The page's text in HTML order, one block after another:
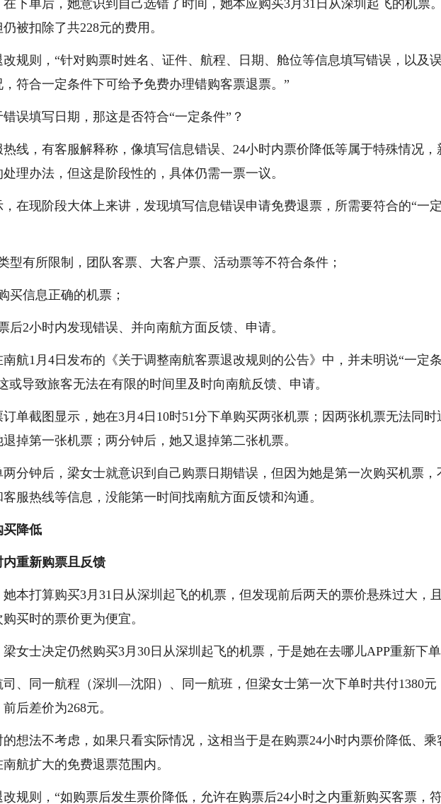
下单后，她意识到自己选错了时间，她本应购买3月31日从深圳起飞的机票
被扣除了共228元的费用。
规则，“针对购票时姓名、证件、航程、日期、舱位等信息填写错误，以及
符合一定条件下可给予免费办理错购客票退票。”
误填写日期，那这是否符合“一定条件”？
线，有客服解释称，像填写信息错误、24小时内票价降低等属于特殊情况，
理办法，但这是阶段性的，具体仍需一票一议。
，在现阶段大体上来讲，发现填写信息错误申请免费退票，所需要符合的“一
型有所限制，团队客票、大客户票、活动票等不符合条件；
买信息正确的机票；
后2小时内发现错误、并向南航方面反馈、申请。
航1月4日发布的《关于调整南航客票退改规则的公告》中，并未明说“一定条
或导致旅客无法在有限的时间里及时向南航反馈、申请。
单截图显示，她在3月4日10时51分下单购买两张机票；因两张机票无法同时
掉第一张机票；两分钟后，她又退掉第二张机票。
分钟后，梁女士就意识到自己购票日期错误，但因为她是第一次购买机票，
服热线等信息，没能第一时间找南航方面反馈和沟通。
买降低
重新购票且反馈
本打算购买3月31日从深圳起飞的机票，但发现前后两天的票价悬殊过大，
买时的票价更为便宜。
女士决定仍然购买3月30日从深圳起飞的机票，于是她在去哪儿APP重新下单
司、同一航程（深圳—沈阳）、同一航班，但梁女士第一次下单时共付1380元
后差价为268元。
想法不考虑，如果只看实际情况，这相当于是在购票24小时内票价降低、乘
航扩大的免费退票范围内。
规则，“如购票后发生票价降低，允许在购票后24小时之内重新购买客票，